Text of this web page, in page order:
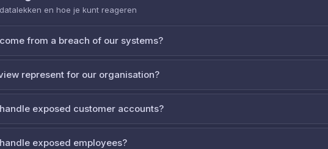
en hoe je kunt reageren
from a breach of our systems?
represent for our organisation?
exposed customer accounts?
exposed employees?